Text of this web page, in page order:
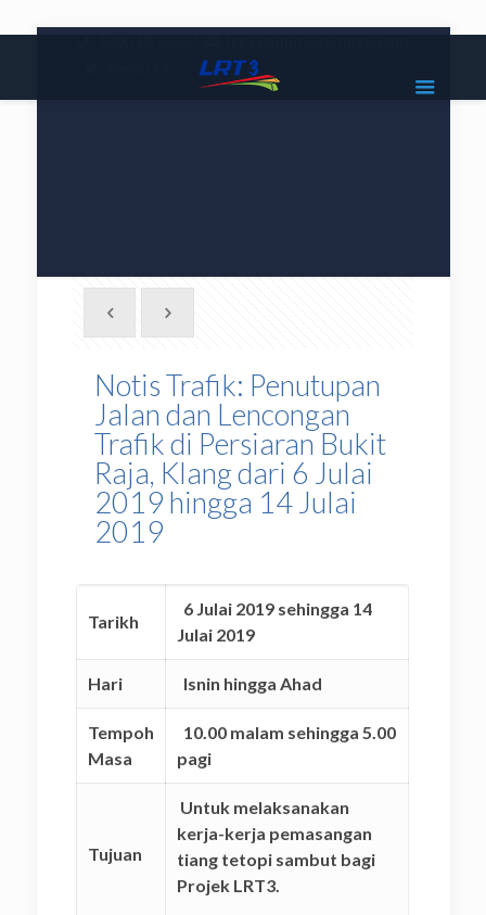
|
Notis Trafik: Penutupan
Jalan dan Lencongan
Trafik di Persiaran Bukit
Raja, Klang dari 6 Julai
2019 hingga 14 Julai
2019
Tarikh
6 Julai 2019 sehingga 14
Julai 2019
Hari Isnin hingga Ahad
Tempoh
Masa
10.00 malam sehingga 5.00
pagi
Tujuan
Untuk melaksanakan
kerja-kerja pemasangan
tiang tetopi sambut bagi
Projek LRT3.